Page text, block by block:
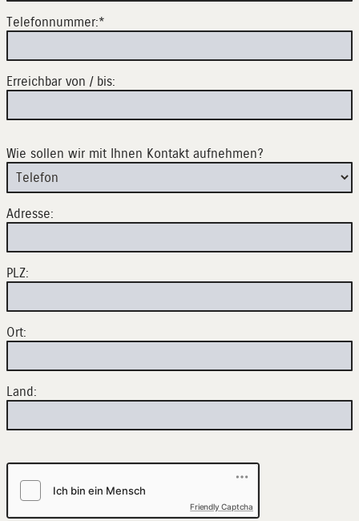
Telefonnummer:*
Erreichbar von / bis:
Wie sollen wir mit Ihnen Kontakt aufnehmen?
Adresse:
PLZ:
Ort:
Land:
Friendly Captcha